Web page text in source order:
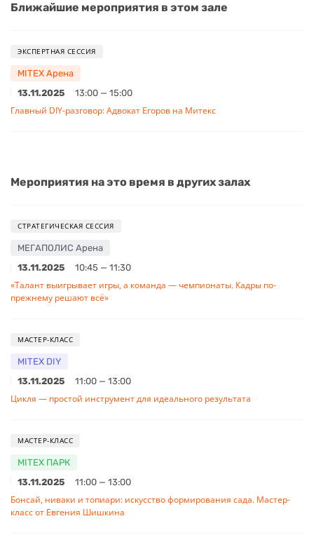
Ближайшие мероприятия в этом зале
ЭКСПЕРТНАЯ СЕССИЯ
MITEX Арена
13.11.2025
13:00 — 15:00
Главный DIY-разговор: Адвокат Егоров на Митекс
Мероприятия на это время в других залах
СТРАТЕГИЧЕСКАЯ СЕССИЯ
МЕГАПОЛИС Арена
13.11.2025
10:45 — 11:30
«Талант выигрывает игры, а команда — чемпионаты. Кадры по-
прежнему решают всё»
МАСТЕР-КЛАСС
MITEX DIY
13.11.2025
11:00 — 13:00
Цикля — простой инструмент для идеального результата
МАСТЕР-КЛАСС
MITEX ПАРК
13.11.2025
11:00 — 13:00
Бонсай, ниваки и топиари: искусство формирования сада. Мастер-
класс от Евгения Шишкина